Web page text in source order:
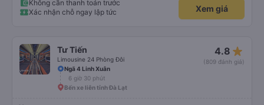
nhiệt tình, chu đáo và tôn trọng khách hàng. Tôi cảm thấy rất thoải mái và
hài lòng với các dịch vụ mà họ cung cấp. Dịch vụ của họ đáp ứng đầy đủ
Không cần thanh toán trước
Xác nhận chỗ ngay lập tức
Xem giá
Tư Tiến
Limousine 24 Phòng Đôi
4.8 star_rate
(809 đánh giá)
Ngã 4 Linh Xuân
6 giờ 30 phút
Bến xe liên tỉnh Đà Lạt